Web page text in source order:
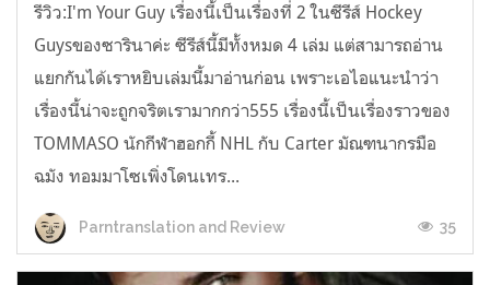
รีวิว:I'm Your Guy เรื่องนี้เป็นเรื่องที่ 2 ในซีรีส์ Hockey
Guysของซารินาค่ะ ซีรีส์นี้มีทั้งหมด 4 เล่ม แต่สามารถอ่าน
แยกกันได้เราหยิบเล่มนี้มาอ่านก่อน เพราะเอไอแนะนำว่า
เรื่องนี้น่าจะถูกจริตเรามากกว่า555 เรื่องนี้เป็นเรื่องราวของ
TOMMASO นักกีฬาฮอกกี้ NHL กับ Carter มัณฑนากรมือ
ฉมัง ทอมมาโซเพิ่งโดนเทร...
Parntranslation and Review 35